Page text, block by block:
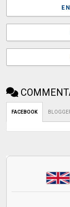
FACEBOOK